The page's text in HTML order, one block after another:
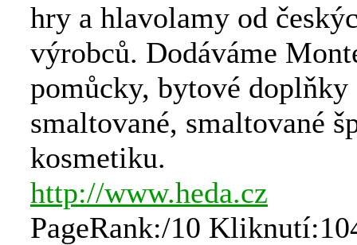
hry a hlavolamy od
výrobců. Dodáváme
pomůcky, bytové doplňky
smaltované, smaltované
kosmetiku.
http://www.heda.cz
PageRank:/10